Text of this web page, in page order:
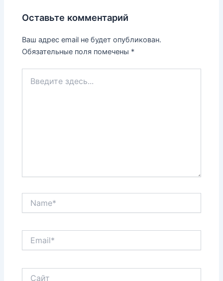
Оставьте комментарий
Ваш адрес email не будет опубликован.
Обязательные поля помечены *
здесь...